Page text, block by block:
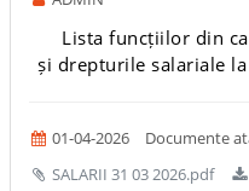
Lista funcțiilor din
și drepturile salariale
01-04-2026 Documente
SALARII 31 03 2026.pdf